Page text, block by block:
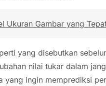
Ukuran Gambar yang
yang disebutkan
nilai tukar dalam
yang ingin memprediksi